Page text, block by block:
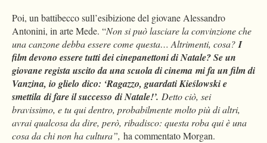
Poi, un battibecco sull’esibizione del giovane Alessandro
Antonini, in arte Mede. “Non si può lasciare la convinzione che
una canzone debba essere come questa… Altrimenti, cosa?I
film devono essere tutti dei cinepanettoni di Natale? Se un
giovane regista uscito da una scuola di cinema mi fa un film di
Vanzina, io glielo dico: ‘Ragazzo, guardati Kieślowski e
smettila di fare il successo di Natale!’. Detto ciò, sei
bravissimo, e tu qui dentro, probabilmente molto più di altri,
avrai qualcosa da dire, però, ribadisco: questa roba qui è una
cosa da chi non ha cultura”, ha commentato Morgan.